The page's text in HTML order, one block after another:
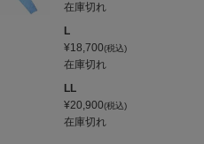
在庫切れ
L
¥18,700 税込
在庫切れ
LL
¥20,900 税込
在庫切れ